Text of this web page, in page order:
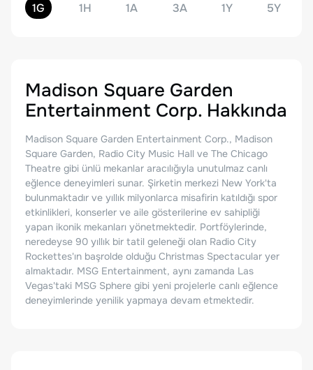
1G 1H 1A 3A 1Y 5Y
Madison Square Garden
Entertainment Corp. Hakkında
Madison Square Garden Entertainment Corp., Madison
Square Garden, Radio City Music Hall ve The Chicago
Theatre gibi ünlü mekanlar aracılığıyla unutulmaz canlı
eğlence deneyimleri sunar. Şirketin merkezi New York'ta
bulunmaktadır ve yıllık milyonlarca misafirin katıldığı spor
etkinlikleri, konserler ve aile gösterilerine ev sahipliği
yapan ikonik mekanları yönetmektedir. Portföylerinde,
neredeyse 90 yıllık bir tatil geleneği olan Radio City
Rockettes'ın başrolde olduğu Christmas Spectacular yer
almaktadır. MSG Entertainment, aynı zamanda Las
Vegas'taki MSG Sphere gibi yeni projelerle canlı eğlence
deneyimlerinde yenilik yapmaya devam etmektedir.